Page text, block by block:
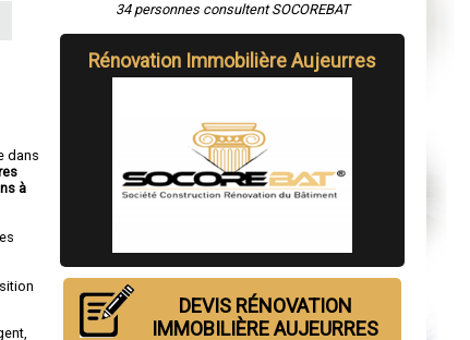
dans
à
34 personnes consultent SOCOREBAT
Rénovation Immobilière Aujeurres
DEVIS RÉNOVATION
IMMOBILIÈRE AUJEURRES